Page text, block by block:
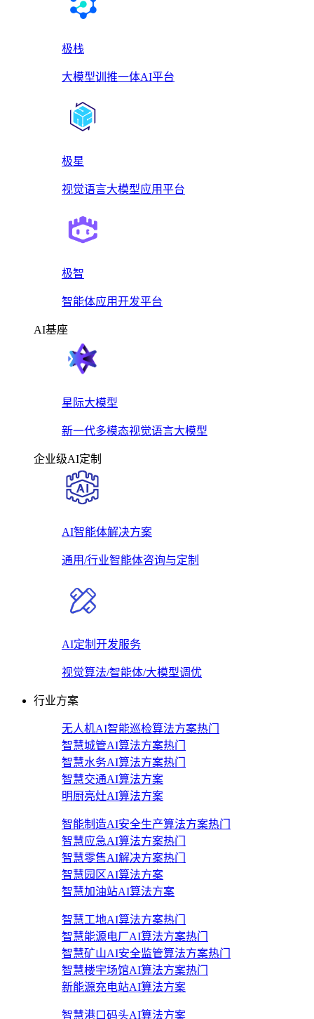
极栈
大模型训推一体AI平台
极星
视觉语言大模型应用平台
极智
智能体应用开发平台
AI基座
星际大模型
新一代多模态视觉语言大模型
企业级AI定制
AI智能体解决方案
通用/行业智能体咨询与定制
AI定制开发服务
视觉算法/智能体/大模型调优
行业方案
无人机AI智能巡检算法方案热门
智慧城管AI算法方案热门
智慧水务AI算法方案热门
智慧交通AI算法方案
明厨亮灶AI算法方案
智能制造AI安全生产算法方案热门
智慧应急AI算法方案热门
智慧零售AI解决方案热门
智慧园区AI算法方案
智慧加油站AI算法方案
智慧工地AI算法方案热门
智慧能源电厂AI算法方案热门
智慧矿山AI安全监管算法方案热门
智慧楼宇场馆AI算法方案热门
新能源充电站AI算法方案
智慧港口码头AI算法方案